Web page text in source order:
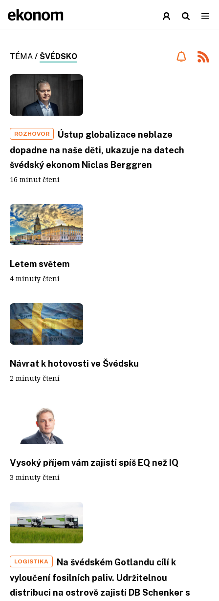
TÉMA / ŠVÉDSKO
ROZHOVOR
Ústup globalizace neblaze
dopadne na naše děti, ukazuje na datech
švédský ekonom Niclas Berggren
16 minut čtení
Letem světem
4 minuty čtení
Návrat k hotovosti ve Švédsku
2 minuty čtení
Vysoký příjem vám zajistí spíš EQ než IQ
3 minuty čtení
LOGISTIKA
Na švédském Gotlandu cílí k
vyloučení fosilních paliv. Udržitelnou
distribuci na ostrově zajistí DB Schenker s